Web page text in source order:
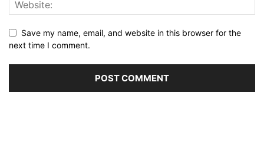
Save my name, email, and website in this browser for the
next time I comment.